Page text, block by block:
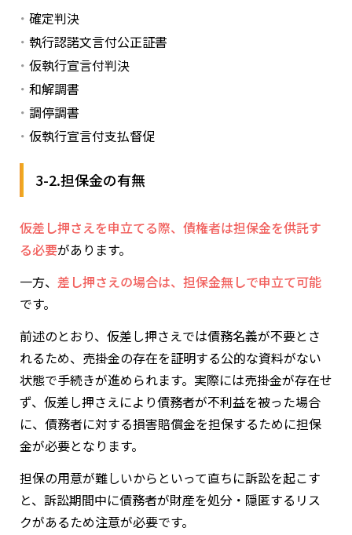
確定判決
執行認諾文言付公正証書
仮執行宣言付判決
和解調書
調停調書
仮執行宣言付支払督促
3-2.担保金の有無
仮差し押さえを申立てる際、債権者は担保金を供託す
る必要があります。
一方、 差し押さえの場合は、担保金無しで申立て可能
です。
前述のとおり、仮差し押さえでは債務名義が不要とさ
れるため、売掛金の存在を証明する公的な資料がない
状態で手続きが進められます。実際には売掛金が存在せ
ず、仮差し押さえにより債務者が不利益を被った場合
に、債務者に対する損害賠償金を担保するために担保
金が必要となります。
担保の用意が難しいからといって直ちに訴訟を起こす
と、訴訟期間中に債務者が財産を処分・隠匿するリス
クがあるため注意が必要です。